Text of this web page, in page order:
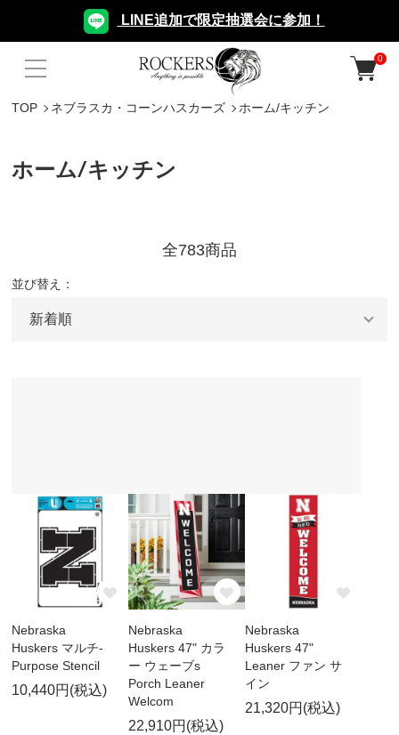
LINE追加で限定抽選会に参加！
0
TOP ネブラスカ・コーンハスカーズ ホーム/キッチン
ホーム/キッチン
全783商品
並び替え：
Nebraska
Huskers マルチ-
Purpose Stencil
10,440円(税込)
Nebraska
Huskers 47" カラ
ー ウェーブs
Porch Leaner
Welcom
22,910円(税込)
Nebraska
Huskers 47"
Leaner ファン サ
イン
21,320円(税込)